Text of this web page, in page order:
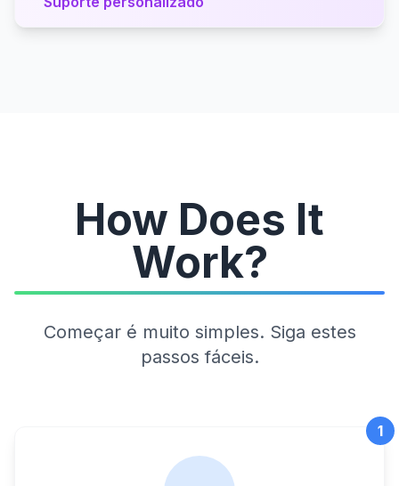
How Does It
Work?
Começar é muito simples. Siga estes
passos fáceis.
1